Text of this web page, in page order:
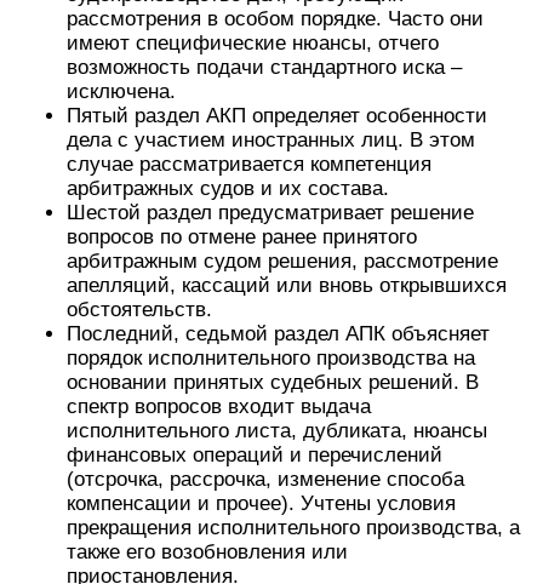
рассмотрения в особом порядке. Часто они
имеют специфические нюансы, отчего
возможность подачи стандартного иска –
исключена.
Пятый раздел АКП определяет особенности
дела с участием иностранных лиц. В этом
случае рассматривается компетенция
арбитражных судов и их состава.
Шестой раздел предусматривает решение
вопросов по отмене ранее принятого
арбитражным судом решения, рассмотрение
апелляций, кассаций или вновь открывшихся
обстоятельств.
Последний, седьмой раздел АПК объясняет
порядок исполнительного производства на
основании принятых судебных решений. В
спектр вопросов входит выдача
исполнительного листа, дубликата, нюансы
финансовых операций и перечислений
(отсрочка, рассрочка, изменение способа
компенсации и прочее). Учтены условия
прекращения исполнительного производства, а
также его возобновления или
приостановления.